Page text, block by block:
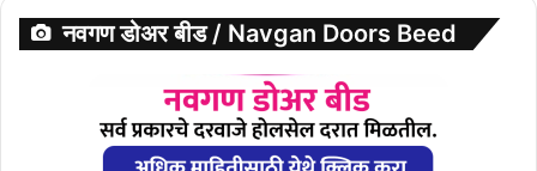
नवगण डोअर बीड / Navgan Doors Beed